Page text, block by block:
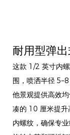
耐用型弹
这款 1/2 英寸内
围，喷洒半径
他景观提供高效
凑的 10 厘米提
内螺纹，确保专